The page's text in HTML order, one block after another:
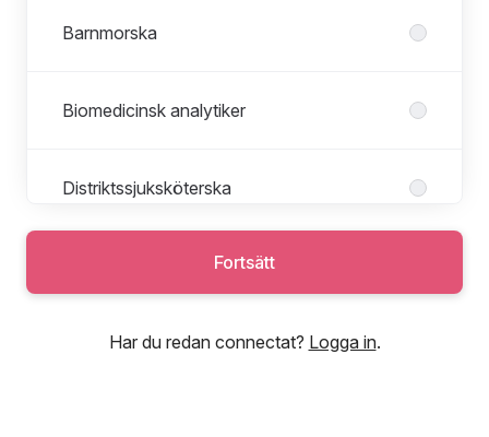
Barnmorska
Biomedicinsk analytiker
Distriktssjuksköterska
Fortsätt
Har du redan connectat? Logga in.